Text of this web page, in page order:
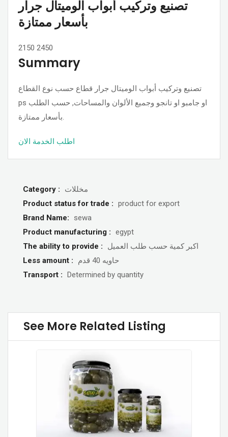
تصنيع وتركيب أبواب الوميتال جرار
بأسعار ممتازة
2150 2450
Summary
تصنيع وتركيب أبواب الوميتال جرار قطاع حسب نوع القطاع
ps او جامبو او تانجو وجميع الألوان والمساحات, حسب الطلب
بأسعار ممتازة.
اطلب الخدمة الان
Category :
مخللات
Product status for trade : product for export
Brand Name:
sewa
Product manufacturing : egypt
The ability to provide :
اكبر كمية حسب طلب العميل
Less amount :
حاويه 40 قدم
Transport :
Determined by quantity
See More Related Listing